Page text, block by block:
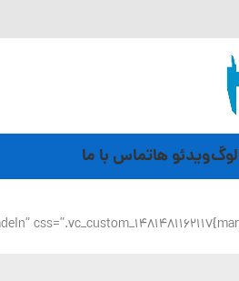
ویدئو هاتماس با ما